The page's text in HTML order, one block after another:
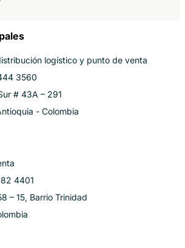
logístico y punto de venta
3560
# 43A – 291
- Colombia
4401
– 15, Barrio Trinidad